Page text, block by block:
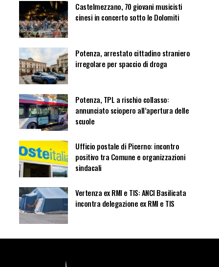
Castelmezzano, 70 giovani musicisti
cinesi in concerto sotto le Dolomiti
Potenza, arrestato cittadino straniero
irregolare per spaccio di droga
Potenza, TPL a rischio collasso:
annunciato sciopero all’apertura delle
scuole
Ufficio postale di Picerno: incontro
positivo tra Comune e organizzazioni
sindacali
Vertenza ex RMI e TIS: ANCI Basilicata
incontra delegazione ex RMI e TIS